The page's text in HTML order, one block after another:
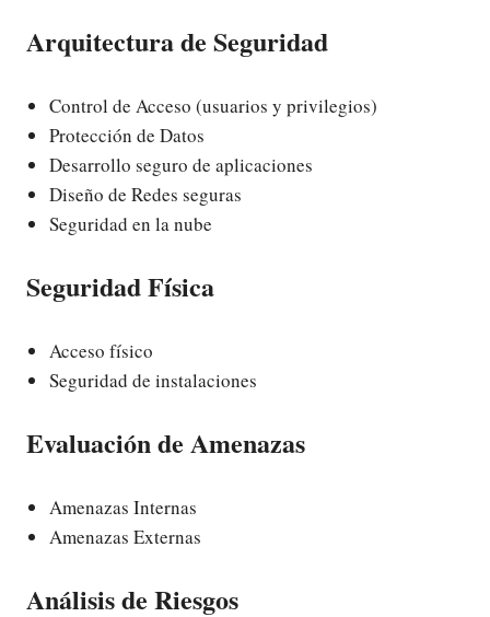
Arquitectura de Seguridad
Control de Acceso (usuarios y privilegios)
Protección de Datos
Desarrollo seguro de aplicaciones
Diseño de Redes seguras
Seguridad en la nube
Seguridad Física
Acceso físico
Seguridad de instalaciones
Evaluación de Amenazas
Amenazas Internas
Amenazas Externas
Análisis de Riesgos